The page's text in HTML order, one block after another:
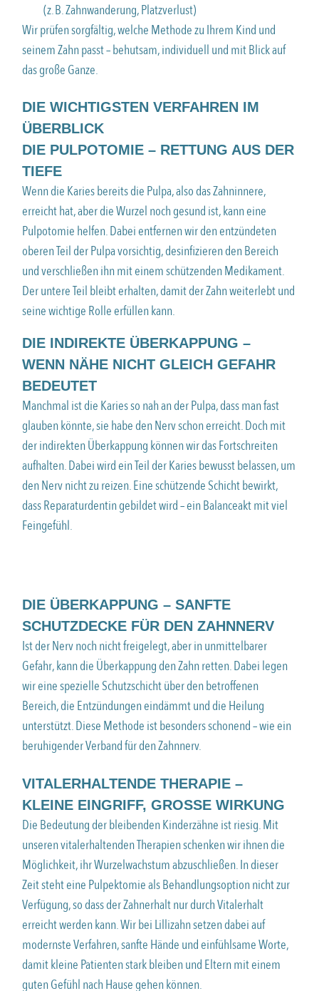
(z. B. Zahnwanderung, Platzverlust)
Wir prüfen sorgfältig, welche Methode zu Ihrem Kind und
seinem Zahn passt – behutsam, individuell und mit Blick auf
das große Ganze.
DIE WICHTIGSTEN VERFAHREN IM
ÜBERBLICK
DIE PULPOTOMIE – RETTUNG AUS DER
TIEFE
Wenn die Karies bereits die Pulpa, also das Zahninnere,
erreicht hat, aber die Wurzel noch gesund ist, kann eine
Pulpotomie helfen. Dabei entfernen wir den entzündeten
oberen Teil der Pulpa vorsichtig, desinfizieren den Bereich
und verschließen ihn mit einem schützenden Medikament.
Der untere Teil bleibt erhalten, damit der Zahn weiterlebt und
seine wichtige Rolle erfüllen kann.
DIE INDIREKTE ÜBERKAPPUNG –
WENN NÄHE NICHT GLEICH GEFAHR
BEDEUTET
Manchmal ist die Karies so nah an der Pulpa, dass man fast
glauben könnte, sie habe den Nerv schon erreicht. Doch mit
der indirekten Überkappung können wir das Fortschreiten
aufhalten. Dabei wird ein Teil der Karies bewusst belassen, um
den Nerv nicht zu reizen. Eine schützende Schicht bewirkt,
dass Reparaturdentin gebildet wird – ein Balanceakt mit viel
Feingefühl.
DIE ÜBERKAPPUNG – SANFTE
SCHUTZDECKE FÜR DEN ZAHNNERV
Ist der Nerv noch nicht freigelegt, aber in unmittelbarer
Gefahr, kann die Überkappung den Zahn retten. Dabei legen
wir eine spezielle Schutzschicht über den betroffenen
Bereich, die Entzündungen eindämmt und die Heilung
unterstützt. Diese Methode ist besonders schonend – wie ein
beruhigender Verband für den Zahnnerv.
VITALERHALTENDE THERAPIE –
KLEINE EINGRIFF, GROSSE WIRKUNG
Die Bedeutung der bleibenden Kinderzähne ist riesig. Mit
unseren vitalerhaltenden Therapien schenken wir ihnen die
Möglichkeit, ihr Wurzelwachstum abzuschließen. In dieser
Zeit steht eine Pulpektomie als Behandlungsoption nicht zur
Verfügung, so dass der Zahnerhalt nur durch Vitalerhalt
erreicht werden kann. Wir bei Lillizahn setzen dabei auf
modernste Verfahren, sanfte Hände und einfühlsame Worte,
damit kleine Patienten stark bleiben und Eltern mit einem
guten Gefühl nach Hause gehen können.